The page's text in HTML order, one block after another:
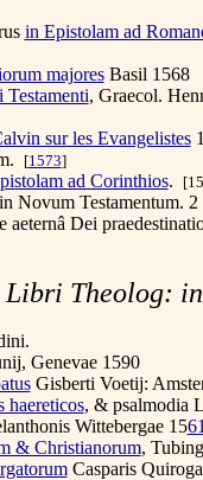
in Epistolam ad
majoresBasil 1568
, Graecol.
sur les Evangelistes
[1573]
ad Corinthios.
Novum Testamentum. 2
Dei
Libri Theolog:
Genevae 1590
Gisberti Voetij:
haereticos, & psalmodia
Wittebergae 1561
& Christianorum,
Casparis